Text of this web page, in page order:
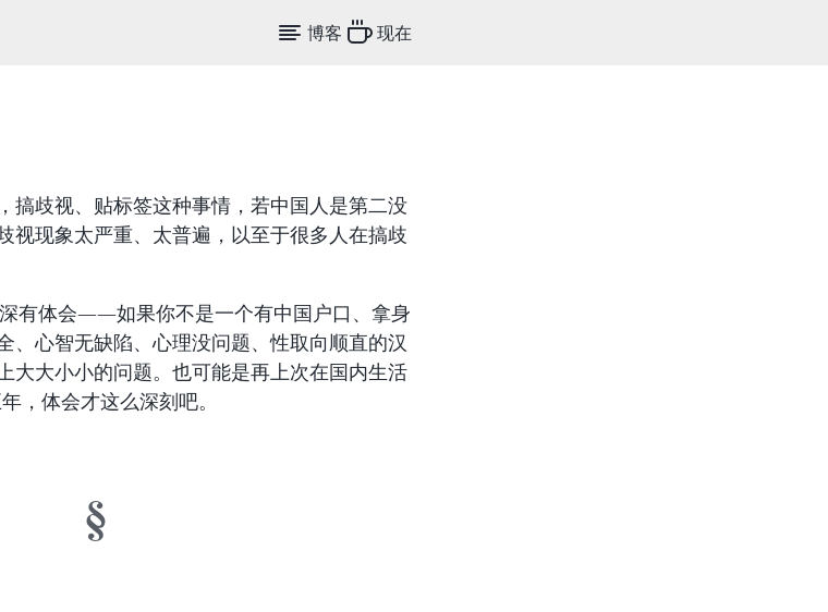
博客 现在
搞歧视、贴标签这种事情，若中国人是第二没
视现象太严重、太普遍，以至于很多人在搞歧
有体会——如果你不是一个有中国户口、拿身
、心智无缺陷、心理没问题、性取向顺直的汉
大大小小的问题。也可能是再上次在国内生活
，体会才这么深刻吧。